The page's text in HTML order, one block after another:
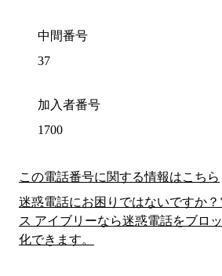
中間番号
37
加入者番号
1700
この電話番号に関する情報はこちら
迷惑電話にお困りではないですか
ス アイブリーなら迷惑電話をブロ
化できます。